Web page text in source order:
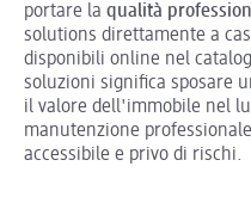
portare la qualità
solutions direttamente a
disponibili online nel
soluzioni significa sposare
il valore dell'immobile nel
manutenzione
accessibile e privo di rischi.